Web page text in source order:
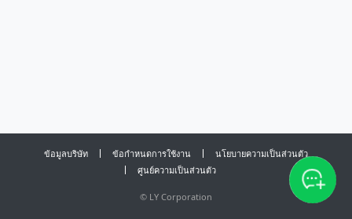
ข้อมูลบริษัท ข้อกำหนดการใช้งาน
นโยบายความเป็นส่วนตัว
ศูนย์ความเป็นส่วนตัว
© LY Corporation